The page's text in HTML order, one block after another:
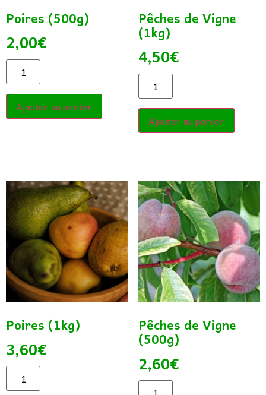
Poires (500g)
2,00€
Ajouter au panier
Pêches de Vigne
(1kg)
4,50€
Ajouter au panier
Poires (1kg)
3,60€
Pêches de Vigne
(500g)
2,60€